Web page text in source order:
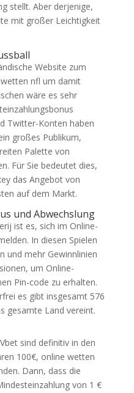
stellt. Aber derjenige,
mit großer Leichtigkeit
Website zum
nfl um damit
wäre es sehr
Twitter-Konten haben
großes Publikum,
Palette von
Für Sie bedeutet dies,
das Angebot von
auf dem Markt.
und Abwechslung
ist es, sich im Online-
In diesen Spielen
und mehr Gewinnlinien
um Online-
Pin-code zu erhalten.
es gibt insgesamt 576
gesamte Land vereint.
sind definitiv in den
100€, online wetten
Dann, dass die
von 1 €